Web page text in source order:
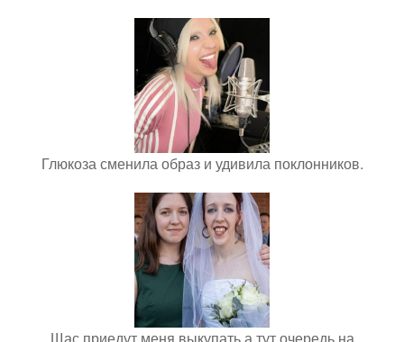
Глюкоза сменила образ и удивила поклонников.